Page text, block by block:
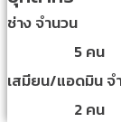
ช่าง จำนวน
5 คน
เสมียน/แอดมิน จ
2 คน